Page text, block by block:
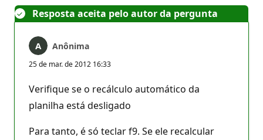
Resposta aceita pelo autor da pergunta
Anônima
25 de mar. de 2012 16:33
Verifique se o recálculo automático da
planilha está desligado
Para tanto, é só teclar f9. Se ele recalcular